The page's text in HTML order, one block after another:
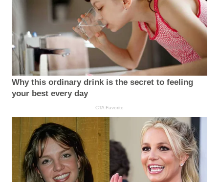
Why this ordinary drink is the secret to feeling
your best every day
CTA Favorite